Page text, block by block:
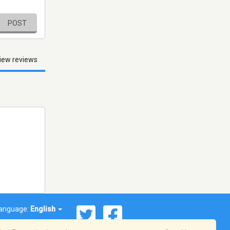
POST
reviews
English